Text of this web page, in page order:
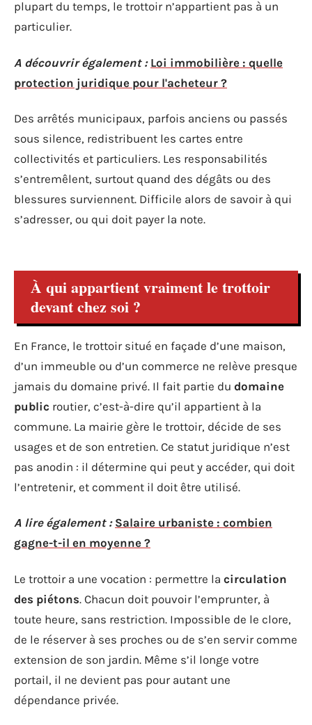
plupart du temps, le trottoir n’appartient pas à un
particulier.
A découvrir également : Loi immobilière : quelle
protection juridique pour l'acheteur ?
Des arrêtés municipaux, parfois anciens ou passés
sous silence, redistribuent les cartes entre
collectivités et particuliers. Les responsabilités
s’entremêlent, surtout quand des dégâts ou des
blessures surviennent. Difficile alors de savoir à qui
s’adresser, ou qui doit payer la note.
À qui appartient vraiment le trottoir
devant chez soi ?
En France, le trottoir situé en façade d’une maison,
d’un immeuble ou d’un commerce ne relève presque
jamais du domaine privé. Il fait partie du domaine
public routier, c’est-à-dire qu’il appartient à la
commune. La mairie gère le trottoir, décide de ses
usages et de son entretien. Ce statut juridique n’est
pas anodin : il détermine qui peut y accéder, qui doit
l’entretenir, et comment il doit être utilisé.
A lire également : Salaire urbaniste : combien
gagne-t-il en moyenne ?
Le trottoir a une vocation : permettre la circulation
des piétons. Chacun doit pouvoir l’emprunter, à
toute heure, sans restriction. Impossible de le clore,
de le réserver à ses proches ou de s’en servir comme
extension de son jardin. Même s’il longe votre
portail, il ne devient pas pour autant une
dépendance privée.